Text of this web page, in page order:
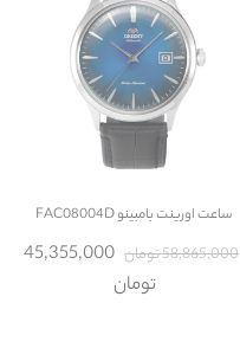
ساعتاورینت بامبینو FAC08004D
58,865,000 تومان
45,355,000
تومان